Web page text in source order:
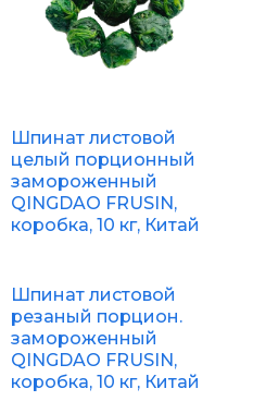
Шпинат листовой
целый порционный
замороженный
QINGDAO FRUSIN,
коробка, 10 кг, Китай
Шпинат листовой
резаный порцион.
замороженный
QINGDAO FRUSIN,
коробка, 10 кг, Китай